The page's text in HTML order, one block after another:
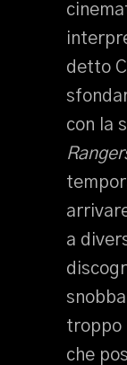
detto
con la
a
troppo
che